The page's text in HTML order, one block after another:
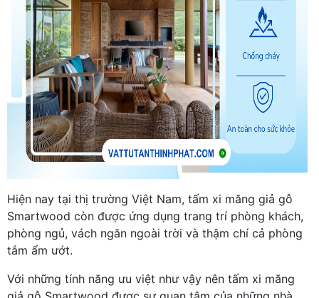
Hiện nay tại thị trường Việt Nam, tấm xi măng giả gỗ
Smartwood còn được ứng dụng trang trí phòng khách,
phòng ngủ, vách ngăn ngoài trời và thậm chí cả phòng
tắm ẩm ướt.
Với những tính năng ưu việt như vậy nên tấm xi măng